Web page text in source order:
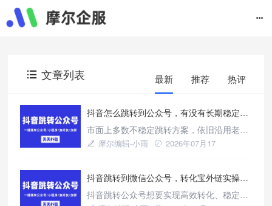
文章列表 热评
推荐
最新
抖音怎么跳转到公众号，有没有长期稳定不失效链路？
市面上多数不稳定跳转方案，依旧沿用老旧
直连逻辑，跟不上2026年风控迭代节奏。想
链路长效可复用、安全低风险，稳稳将抖音
公域精准流量，沉淀为公众号私域粉丝资
源。
摩尔编辑-小雨
2026年07月17
抖音跳转到微信公众号，转化宝外链实操效果怎么样？
抖音跳转公众号想要实现高效转化、稳定跑